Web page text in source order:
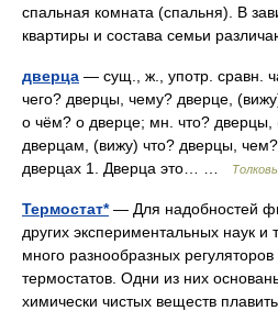
спальная комната (спальня). В
квартиры и состава семьи
дверца — сущ., ж., употр. сравн.
чего? дверцы, чему? дверце,
о чём? о дверце; мн. что? дверцы,
дверцам, (вижу) что? дверцы,
дверцах 1. Дверца это… …
Термостат*— Для надобностей
других экспериментальных наук и
много разнообразных
термостатов. Одни из них
химически чистых веществ